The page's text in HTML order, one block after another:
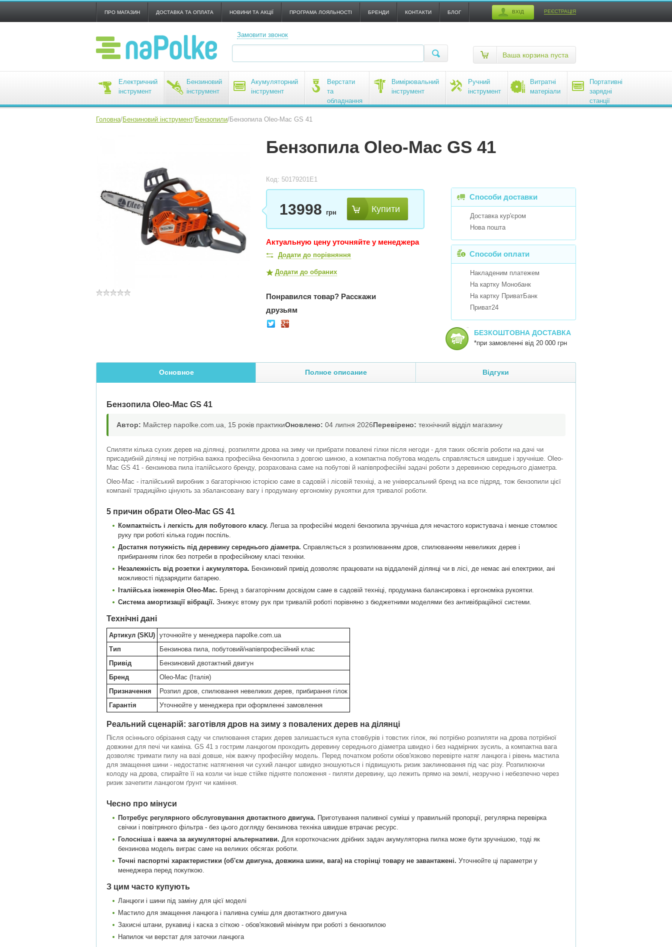
ПРО МАГАЗИН ДОСТАВКА ТА ОПЛАТА НОВИНИ ТА АКЦІЇ ПРОГРАМА ЛОЯЛЬНОСТІ БРЕНДИ КОНТАКТИ БЛОГ ВХІД РЕЄСТРАЦІЯ
Замовити звонок
Ваша корзина пуста
Електричний
інструмент
Бензиновий
інструмент
Акумуляторний
інструмент
Верстати
та
обладнання
Вимірювальний
інструмент
Ручний
інструмент
Витратні
матеріали
Портативні
зарядні
станції
EcoFlow
Головна/Бензиновий інструмент/Бензопили/Бензопила Oleo-Mac GS 41
Бензопила Oleo-Mac GS 41
Код: 50179201E1
13998 грн Купити
Актуальную цену уточняйте у менеджера
Додати до порівняння
Додати до обраних
Понравился товар? Расскажи
друзьям
Способи доставки
Доставка кур'єром
Нова пошта
Способи оплати
Накладеним платежем
На картку Монобанк
На картку ПриватБанк
Приват24
БЕЗКОШТОВНА ДОСТАВКА
*при замовленні від 20 000 грн
Основное Полное описание Відгуки
Бензопила Oleo-Mac GS 41
Автор: Майстер napolke.com.ua, 15 років практикиОновлено: 04 липня 2026Перевірено: технічний відділ магазину
Спиляти кілька сухих дерев на ділянці, розпиляти дрова на зиму чи прибрати повалені гілки після негоди - для таких обсягів роботи на дачі чи
присадибній ділянці не потрібна важка професійна бензопила з довгою шиною, а компактна побутова модель справляється швидше і зручніше. Oleo-
Mac GS 41 - бензинова пила італійського бренду, розрахована саме на побутові й напівпрофесійні задачі роботи з деревиною середнього діаметра.
Oleo-Mac - італійський виробник з багаторічною історією саме в садовій і лісовій техніці, а не універсальний бренд на все підряд, тож бензопили цієї
компанії традиційно цінують за збалансовану вагу і продуману ергономіку рукоятки для тривалої роботи.
5 причин обрати Oleo-Mac GS 41
Компактність і легкість для побутового класу. Легша за професійні моделі бензопила зручніша для нечастого користувача і менше стомлює
руку при роботі кілька годин поспіль.
Достатня потужність під деревину середнього діаметра. Справляється з розпилюванням дров, спилюванням невеликих дерев і
прибиранням гілок без потреби в професійному класі техніки.
Незалежність від розетки і акумулятора. Бензиновий привід дозволяє працювати на віддаленій ділянці чи в лісі, де немає ані електрики, ані
можливості підзарядити батарею.
Італійська інженерія Oleo-Mac. Бренд з багаторічним досвідом саме в садовій техніці, продумана балансировка і ергономіка рукоятки.
Система амортизації вібрації. Знижує втому рук при тривалій роботі порівняно з бюджетними моделями без антивібраційної системи.
Технічні дані
Артикул (SKU) уточнюйте у менеджера napolke.com.ua
Тип
Бензинова пила, побутовий/напівпрофесійний клас
Привід
Бензиновий двотактний двигун
Бренд
Oleo-Mac (Італія)
Призначення
Розпил дров, спилювання невеликих дерев, прибирання гілок
Гарантія
Уточнюйте у менеджера при оформленні замовлення
Реальний сценарій: заготівля дров на зиму з повалених дерев на ділянці
Після осіннього обрізання саду чи спилювання старих дерев залишається купа стовбурів і товстих гілок, які потрібно розпиляти на дрова потрібної
довжини для печі чи каміна. GS 41 з гострим ланцюгом проходить деревину середнього діаметра швидко і без надмірних зусиль, а компактна вага
дозволяє тримати пилу на вазі довше, ніж важчу професійну модель. Перед початком роботи обов'язково перевірте натяг ланцюга і рівень мастила
для змащення шини - недостатнє натягнення чи сухий ланцюг швидко зношуються і підвищують ризик заклинювання під час різу. Розпилюючи
колоду на дрова, спирайте її на козли чи інше стійке підняте положення - пиляти деревину, що лежить прямо на землі, незручно і небезпечно через
ризик зачепити ланцюгом ґрунт чи каміння.
Чесно про мінуси
Потребує регулярного обслуговування двотактного двигуна. Приготування паливної суміші у правильній пропорції, регулярна перевірка
свічки і повітряного фільтра - без цього догляду бензинова техніка швидше втрачає ресурс.
Голосніша і важча за акумуляторні альтернативи. Для короткочасних дрібних задач акумуляторна пилка може бути зручнішою, тоді як
бензинова модель виграє саме на великих обсягах роботи.
Точні паспортні характеристики (об'єм двигуна, довжина шини, вага) на сторінці товару не завантажені. Уточнюйте ці параметри у
менеджера перед покупкою.
З цим часто купують
Ланцюги і шини під заміну для цієї моделі
Мастило для змащення ланцюга і паливна суміш для двотактного двигуна
Захисні штани, рукавиці і каска з сіткою - обов'язковий мінімум при роботі з бензопилою
Напилок чи верстат для заточки ланцюга